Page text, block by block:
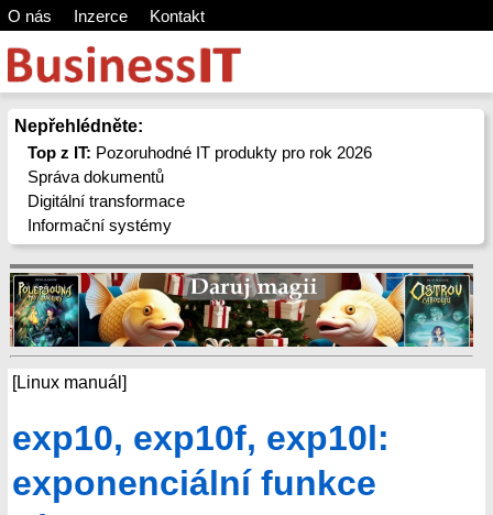
O nás Inzerce Kontakt
Nepřehlédněte:
Top z IT: Pozoruhodné IT produkty pro rok 2026
Správa dokumentů
Digitální transformace
Informační systémy
[Linux manuál]
exp10, exp10f, exp10l:
exponenciální funkce